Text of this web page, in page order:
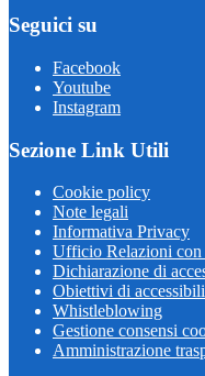
Seguici su
Facebook
Youtube
Instagram
Sezione Link Utili
Cookie policy
Note legali
Informativa Privacy
Ufficio Relazioni
Dichiarazione di
Obiettivi di
Whistleblowing
Gestione consensi
Amministrazione